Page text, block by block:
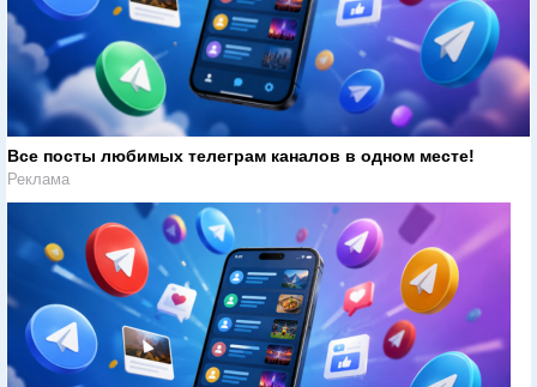
Все посты любимых телеграм каналов в одном месте!
Реклама